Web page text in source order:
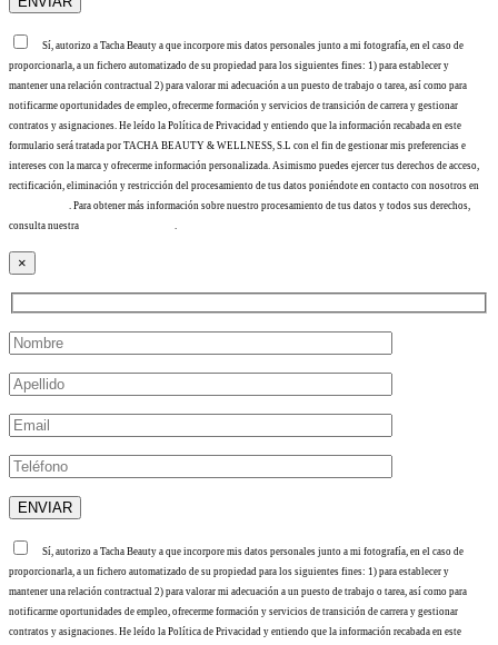
Sí, autorizo a Tacha Beauty a que incorpore mis datos personales junto a mi fotografía, en el caso de
proporcionarla, a un fichero automatizado de su propiedad para los siguientes fines: 1) para establecer y
mantener una relación contractual 2) para valorar mi adecuación a un puesto de trabajo o tarea, así como para
notificarme oportunidades de empleo, ofrecerme formación y servicios de transición de carrera y gestionar
contratos y asignaciones. He leído la Política de Privacidad y entiendo que la información recabada en este
formulario será tratada por TACHA BEAUTY & WELLNESS, S.L con el fin de gestionar mis preferencias e
intereses con la marca y ofrecerme información personalizada. Asimismo puedes ejercer tus derechos de acceso,
rectificación, eliminación y restricción del procesamiento de tus datos poniéndote en contacto con nosotros en
. Para obtener más información sobre nuestro procesamiento de tus datos y todos sus derechos,
consulta nuestra
×
Sí, autorizo a Tacha Beauty a que incorpore mis datos personales junto a mi fotografía, en el caso de
proporcionarla, a un fichero automatizado de su propiedad para los siguientes fines: 1) para establecer y
mantener una relación contractual 2) para valorar mi adecuación a un puesto de trabajo o tarea, así como para
notificarme oportunidades de empleo, ofrecerme formación y servicios de transición de carrera y gestionar
contratos y asignaciones. He leído la Política de Privacidad y entiendo que la información recabada en este